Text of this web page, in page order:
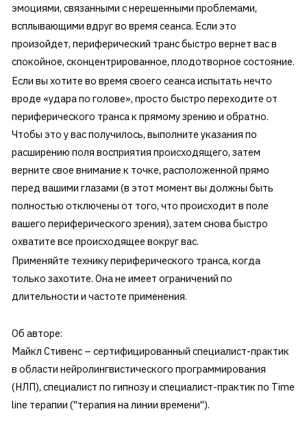
эмоциями, связанными с нерешенными проблемами,
всплывающими вдруг во время сеанса. Если это
произойдет, периферический транс быстро вернет вас в
спокойное, сконцентрированное, плодотворное состояние.
Если вы хотите во время своего сеанса испытать нечто
вроде «удара по голове», просто быстро переходите от
периферического транса к прямому зрению и обратно.
Чтобы это у вас получилось, выполните указания по
расширению поля восприятия происходящего, затем
верните свое внимание к точке, расположенной прямо
перед вашими глазами (в этот момент вы должны быть
полностью отключены от того, что происходит в поле
вашего периферического зрения), затем снова быстро
охватите все происходящее вокруг вас.
Применяйте технику периферического транса, когда
только захотите. Она не имеет ограничений по
длительности и частоте применения.
Об авторе:
Майкл Стивенс – сертифицированный специалист-практик
в области нейролингвистического программирования
(НЛП), специалист по гипнозу и специалист-практик по Time
line терапии ("терапия на линии времени").